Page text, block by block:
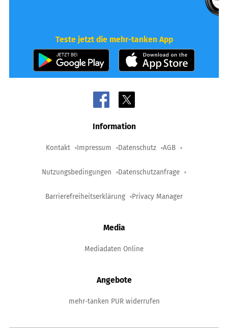
Teste jetzt die mehr-tanken App
Information
Kontakt Impressum Datenschutz AGB
Nutzungsbedingungen Datenschutzanfrage
Barrierefreiheitserklärung Privacy Manager
Media
Mediadaten Online
Angebote
mehr-tanken PUR widerrufen